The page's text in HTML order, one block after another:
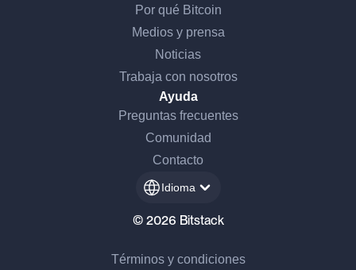
Por qué Bitcoin
Medios y prensa
Noticias
Trabaja con nosotros
Ayuda
Preguntas frecuentes
Comunidad
Contacto
Idioma
© 2026 Bitstack
Términos y condiciones